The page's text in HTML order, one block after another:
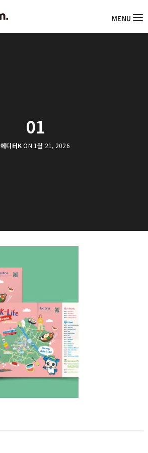
MENU
01
에디터KON 1월 21, 2026